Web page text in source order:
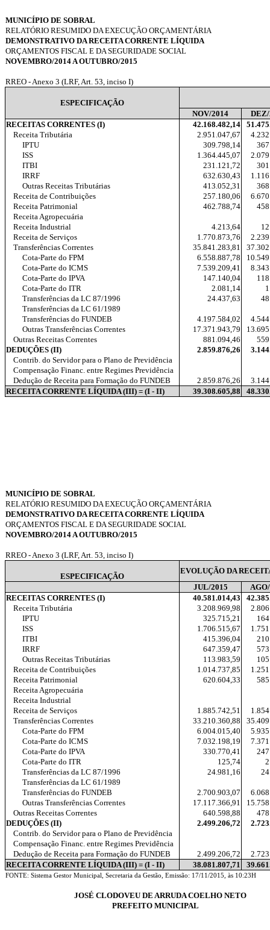
MUNICÍPIO DE SOBRAL
RELATÓRIO RESUMIDO DA EXECUÇÃO ORÇAMENTÁRIA
DEMONSTRATIVO DA RECEITA CORRENTE LÍQUIDA
ORÇAMENTOS FISCAL E DA SEGURIDADE SOCIAL
NOVEMBRO/2014 A OUTUBRO/2015
RREO - Anexo 3 (LRF, Art. 53, inciso I)
ESPECIFICAÇÃO
NOV/2014
RECEITAS CORRENTES (I)
42.168.482,14
Receita Tributária
2.951.047,67
IPTU
309.798,14
ISS
1.364.445,07
ITBI
231.121,72
IRRF
632.630,43
Outras Receitas Tributárias
413.052,31
Receita de Contribuições
257.180,06
Receita Patrimonial
462.788,74
Receita Agropecuária
Receita Industrial
4.213,64
Receita de Serviços
1.770.873,76
Transferências Correntes
35.841.283,81
Cota-Parte do FPM
6.558.887,78
Cota-Parte do ICMS
7.539.209,41
Cota-Parte do IPVA
147.140,04
Cota-Parte do ITR
2.081,14
Transferências da LC 87/1996
24.437,63
Transferências da LC 61/1989
Transferências do FUNDEB
4.197.584,02
Outras Transferências Correntes
17.371.943,79
Outras Receitas Correntes
881.094,46
DEDUÇÕES (II)
2.859.876,26
Contrib. do Servidor para o Plano de Previdência
Compensação Financ. entre Regimes Previdência
Dedução de Receita para Formação do FUNDEB
2.859.876,26
RECEITA CORRENTE LÍQUIDA (III) = (I - II)
39.308.605,88
MUNICÍPIO DE SOBRAL
RELATÓRIO RESUMIDO DA EXECUÇÃO ORÇAMENTÁRIA
DEMONSTRATIVO DA RECEITA CORRENTE LÍQUIDA
ORÇAMENTOS FISCAL E DA SEGURIDADE SOCIAL
NOVEMBRO/2014 A OUTUBRO/2015
RREO - Anexo 3 (LRF, Art. 53, inciso I)
EVOLUÇÃO DA
ESPECIFICAÇÃO
JUL/2015
RECEITAS CORRENTES (I)
40.581.014,43
Receita Tributária
3.208.969,98
IPTU
325.715,21
ISS
1.706.515,67
ITBI
415.396,04
IRRF
647.359,47
Outras Receitas Tributárias
113.983,59
Receita de Contribuições
1.014.737,85
Receita Patrimonial
620.604,33
Receita Agropecuária
Receita Industrial
Receita de Serviços
1.885.742,51
Transferências Correntes
33.210.360,88
Cota-Parte do FPM
6.004.015,40
Cota-Parte do ICMS
7.032.198,19
Cota-Parte do IPVA
330.770,41
Cota-Parte do ITR
125,74
Transferências da LC 87/1996
24.981,16
Transferências da LC 61/1989
Transferências do FUNDEB
2.700.903,07
Outras Transferências Correntes
17.117.366,91
Outras Receitas Correntes
640.598,88
DEDUÇÕES (II)
2.499.206,72
Contrib. do Servidor para o Plano de Previdência
Compensação Financ. entre Regimes Previdência
Dedução de Receita para Formação do FUNDEB
2.499.206,72
RECEITA CORRENTE LÍQUIDA (III) = (I - II)
38.081.807,71
FONTE: Sistema Gestor Municipal, Secretaria da Gestão, Emissão: 17/11/2015, às 10:23H
JOSÉ CLODOVEU DE ARRUDA COELHO NETO
PREFEITO MUNICIPAL